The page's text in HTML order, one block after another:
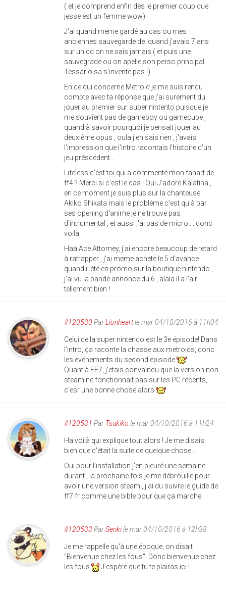
( et je comprend enfin dès le premier coup que
jesse est un femme wow)
J'ai quand meme gardé au cas ou mes
anciennes sauvegarde de quand j'avais 7 ans
sur un cd on ne sais jamais.( et puis une
sauvegrade ou on apelle son perso principal
Tessario sa s'invente pas !)
En ce qui concerne Metroid je me suis rendu
compte avec ta réponse que j'ai surement du
jouer au premier sur super nintento puisque je
me souvient pas de gameboy ou gamecube ,
quand à savoir pourquoi je pensait jouer au
deuxième opus , oula j'en sais rien , j'avais
l'impression que l'intro racontais l'histoire d'un
jeu préscédent ..
Lifeless c'est toi qui a commenté mon fanart de
ff4 ? Merci si c'est le cas ! Oui J'adore Kalafina ,
en ce moment je suis plus sur la chanteuse
Akiko Shikata mais le problème c'est qu'à par
ses opening d'anime je ne trouve pas
d'intrumental , et aussi j'ai pas de micro ... donc
voilà.
Haa Ace Attorney, j'ai encore beaucoup de retard
à ratrapper , j'ai meme acheté le 5 d'avance
quand il été en promo sur la boutique nintendo ,
j'ai vu la bande annonce du 6 , alala il a l'air
tellement bien !
#120530 ParLionheartle mar 04/10/2016 à 11h04
Celui de la super nintendo est le 3e épisode! Dans
l'intro, ça raconte la chasse aux metroids, donc
les événements du second épisode
Quant à FF7, j'etais convaincu que la version non
steam ne fonctionnait pas sur les PC récents,
c'esr une bonne chose alors
#120531 Par Tsukiko le mar 04/10/2016 à 11h24
Ha voilà qui explique tout alors ! Je me disais
bien que c'était la suite de quelque chose...
Oui pour l'installation j'en pleuré une semaine
durant , la prochaine fois je me débrouille pour
avoir une version steam , j'ai du suivre le guide de
ff7.fr comme une bible pour que ça marche.
#120533 ParSenkile mar 04/10/2016 à 12h38
Je me rappelle qu'à une époque, on disait
"Bienvenue chez les fous". Donc bienvenue chez
les fous
J'espère que tu te plairas ici !